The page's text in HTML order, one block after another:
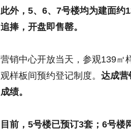
此外，5、6、7号楼均为建面约
追捧，开盘即售罄。
营销中心开放当天，参观139㎡
观样板间预约登记制度。 达成营
成绩。
目前，5号楼已预订3套；6号楼